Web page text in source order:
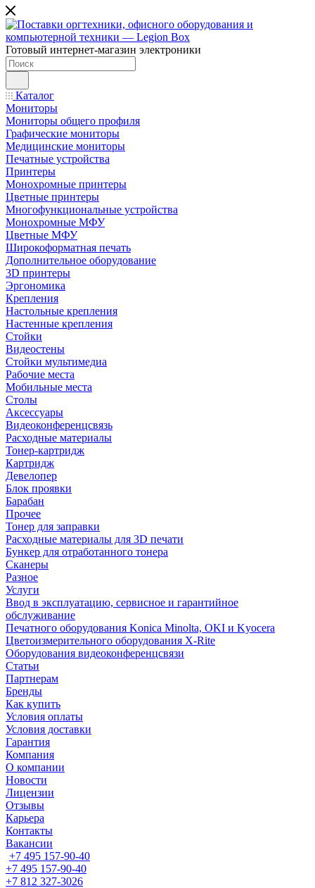
Готовый интернет-магазин электроники
Каталог
Мониторы
Мониторы общего профиля
Графические мониторы
Медицинские мониторы
Печатные устройства
Принтеры
Моноxромныe принтеры
Цвeтныe принтеры
Многофункциональные устройства
Монохромные МФУ
Цветные МФУ
Широкоформатная печать
Дополнительное оборудование
3D принтеры
Эргономика
Крепления
Настольные крепления
Настенные крепления
Стойки
Видеостены
Стойки мультимедиа
Рабочие места
Мобильные места
Столы
Аксессуары
Видеоконференцсвязь
Расходные материалы
Тонер-картридж
Картридж
Девелопер
Блок проявки
Барабан
Прочее
Тонер для заправки
Расходные материалы для 3D печати
Бункер для отработанного тонера
Сканеры
Разное
Услуги
Ввод в эксплуатацию, сервисное и гарантийное
обслуживание
Печатного оборудования Konica Minolta, OKI и Kyocera
Цветоизмерительного оборудования X-Rite
Оборудования видеоконференцсвязи
Статьи
Партнерам
Бренды
Как купить
Условия оплаты
Условия доставки
Гарантия
Компания
О компании
Новости
Лицензии
Отзывы
Карьера
Контакты
Вакансии
+7 495 157-90-40
+7 495 157-90-40
+7 812 327-3026